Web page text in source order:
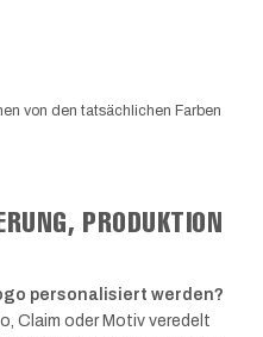
von den tatsächlichen Farben
PRODUKTION
personalisiert werden?
Claim oder Motiv veredelt